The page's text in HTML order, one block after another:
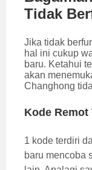
Tidak
Jika tidak
hal ini cukup
baru. Ketahui
akan
Changhong
Kode Remot
1 kode terdiri
baru mencoba